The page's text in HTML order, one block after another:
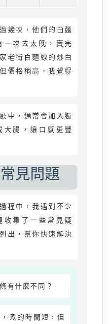
幾次，他們的白麵
一次去太晚，賣完
老街白麵線的炒白
價格稍高，我覺得
中，通常會加入獨
大腸，讓口感更豐
見問題
程中，我遇到不少
收集了一些常見疑
出，幫你快速解決
有什麼不同？
煮的時間短，但